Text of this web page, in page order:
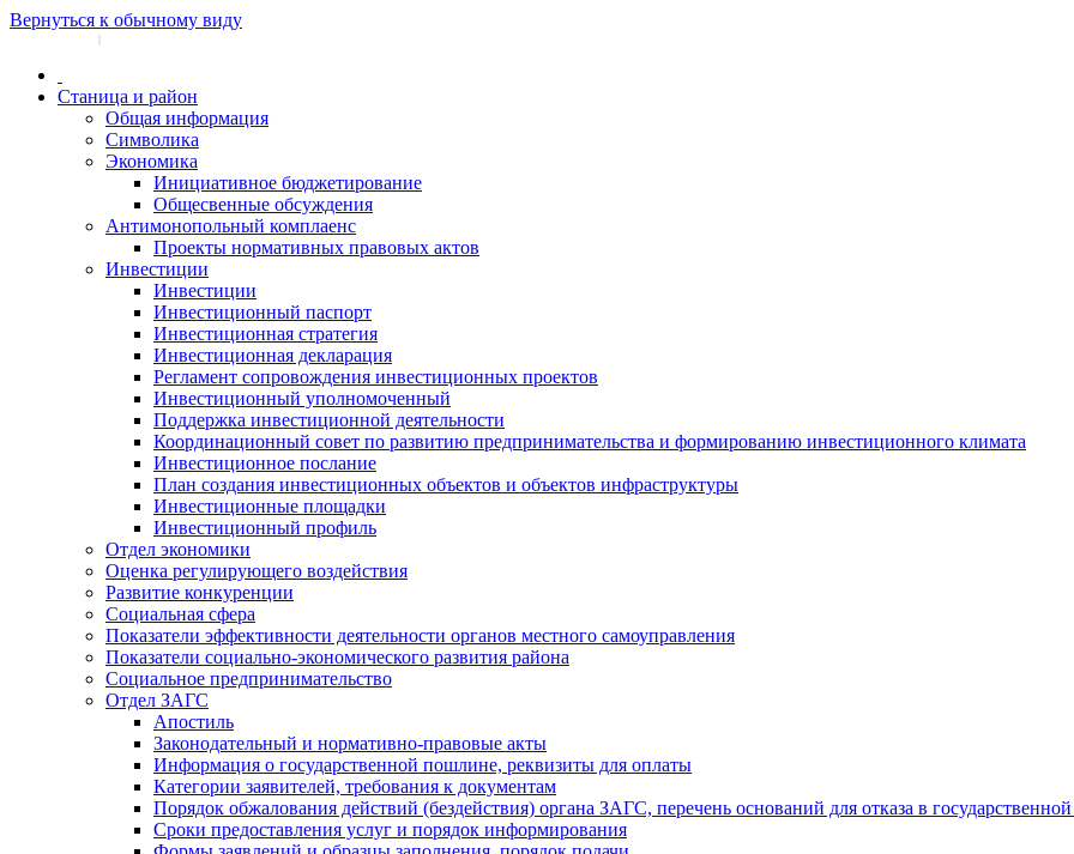
Вернуться к обычному виду
|
Станица и район
Общая информация
Символика
Экономика
Инициативное бюджетирование
Общесвенные обсуждения
Антимонопольный комплаенс
Проекты нормативных правовых актов
Инвестиции
Инвестиции
Инвестиционный паспорт
Инвестиционная стратегия
Инвестиционная декларация
Регламент сопровождения инвестиционных проектов
Инвестиционный уполномоченный
Поддержка инвестиционной деятельности
Координационный совет по развитию предпринимательства и формированию инвестиционного климата
Инвестиционное послание
План создания инвестиционных объектов и объектов инфраструктуры
Инвестиционные площадки
Инвестиционный профиль
Отдел экономики
Оценка регулирующего воздействия
Развитие конкуренции
Социальная сфера
Показатели эффективности деятельности органов местного самоуправления
Показатели социально-экономического развития района
Социальное предпринимательство
Отдел ЗАГС
Апостиль
Законодательный и нормативно-правовые акты
Информация о государственной пошлине, реквизиты для оплаты
Категории заявителей, требования к документам
Порядок обжалования действий (бездействия) органа ЗАГС, перечень оснований для отказа в
Сроки предоставления услуг и порядок информирования